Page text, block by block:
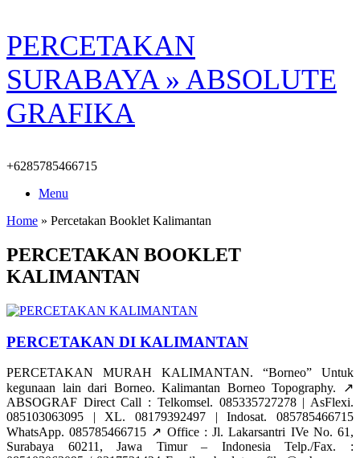
Skip
to
content
PERCETAKAN
SURABAYA » ABSOLUTE
GRAFIKA
+6285785466715
Menu
Home » Percetakan Booklet Kalimantan
PERCETAKAN BOOKLET
KALIMANTAN
PERCETAKAN DI KALIMANTAN
PERCETAKAN MURAH KALIMANTAN. “Borneo” Untuk
kegunaan lain dari Borneo. Kalimantan Borneo Topography. ↗️
ABSOGRAF Direct Call : Telkomsel. 085335727278 | AsFlexi.
085103063095 | XL. 08179392497 | Indosat. 085785466715
WhatsApp. 085785466715 ↗️ Office : Jl. Lakarsantri IVe No. 61,
Surabaya 60211, Jawa Timur – Indonesia Telp./Fax. :